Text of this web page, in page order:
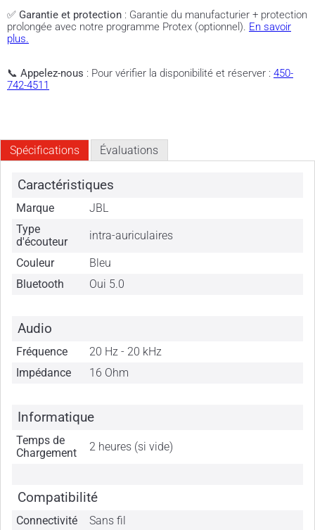
✅ Garantie et protection : Garantie du manufacturier + protection
prolongée avec notre programme Protex (optionnel). En savoir
plus.
📞 Appelez-nous : Pour vérifier la disponibilité et réserver : 450-
742-4511
Spécifications Évaluations
Caractéristiques
Marque
JBL
Type
d'écouteur
intra-auriculaires
Couleur
Bleu
Bluetooth
Oui 5.0
Audio
Fréquence
20 Hz - 20 kHz
Impédance
16 Ohm
Informatique
Temps de
Chargement
2 heures (si vide)
Compatibilité
Connectivité Sans fil